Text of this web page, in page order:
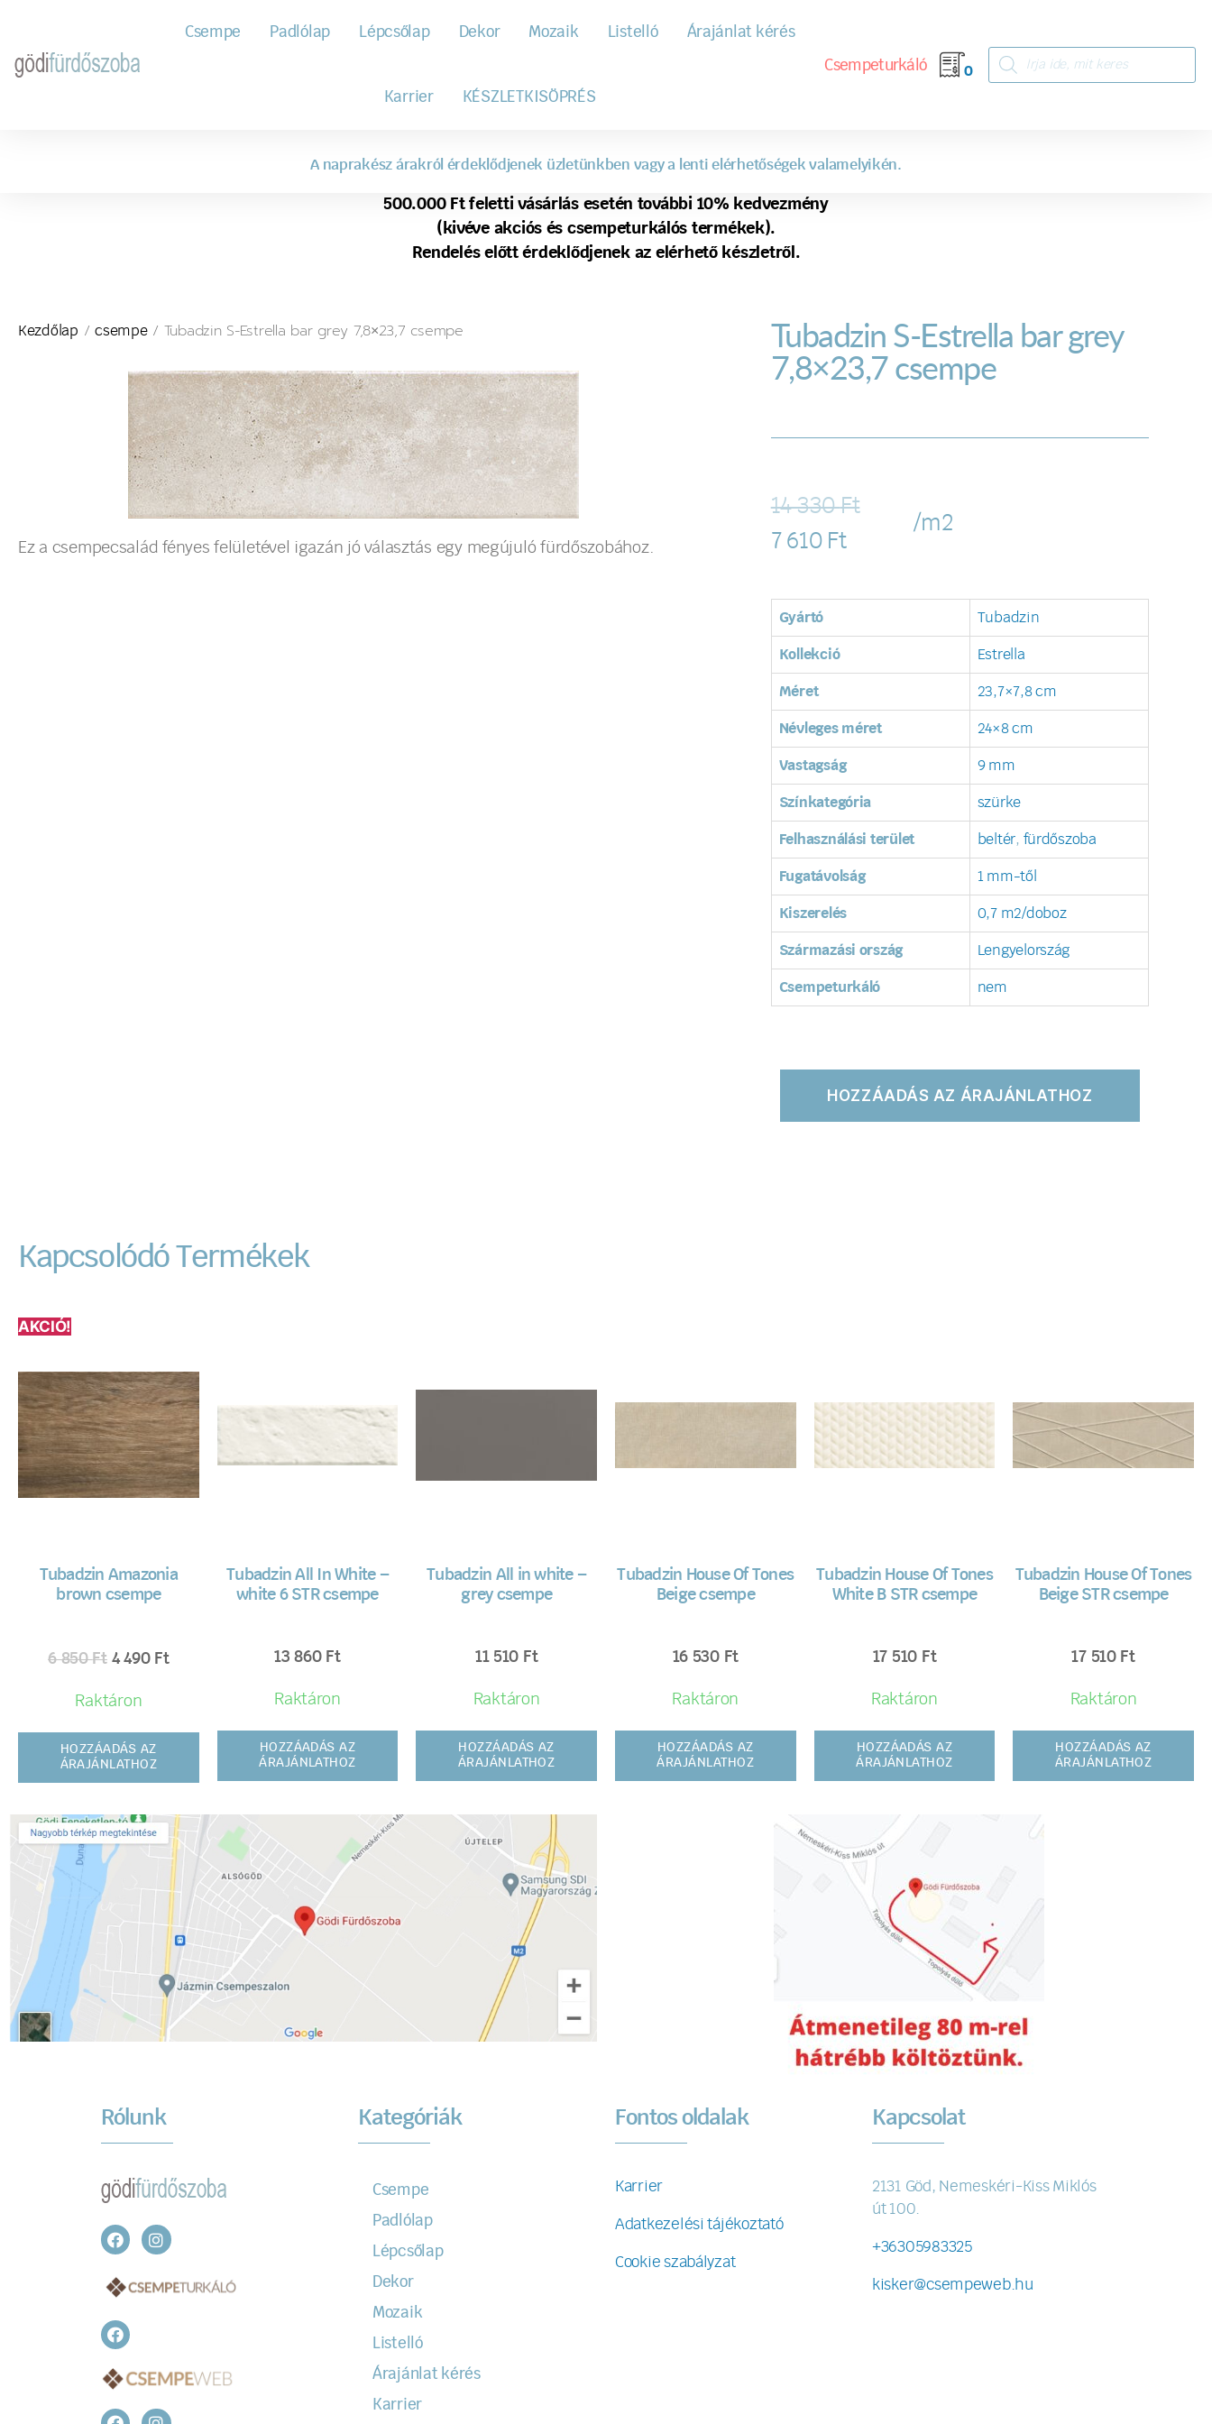
Csempe Padlólap Lépcsőlap Dekor Mozaik Listelló Árajánlat kérés
Karrier KÉSZLETKISÖPRÉS
Csempeturkáló 0
A naprakész árakról érdeklődjenek üzletünkben vagy a lenti elérhetőségek valamelyikén.
500.000 Ft feletti vásárlás esetén további 10% kedvezmény
(kivéve akciós és csempeturkálós termékek).
Rendelés előtt érdeklődjenek az elérhető készletről.
Kezdőlap /csempe/ Tubadzin S-Estrella bar grey 7,8×23,7 csempe
Ez a csempecsalád fényes felületével igazán jó választás egy megújuló fürdőszobához.
Tubadzin S-Estrella bar grey
7,8×23,7 csempe
14 330Ft
7 610 Ft
/m2
Gyártó Tubadzin
Kollekció Estrella
Méret 23,7×7,8 cm
Névleges méret 24×8 cm
Vastagság 9 mm
Színkategória szürke
Felhasználási terület beltér, fürdőszoba
Fugatávolság 1 mm-től
Kiszerelés 0,7 m2/doboz
Származási ország Lengyelország
Csempeturkáló nem
HOZZÁADÁS AZ ÁRAJÁNLATHOZ
Kapcsolódó Termékek
AKCIÓ!
Tubadzin Amazonia
brown csempe
6 850Ft 4 490 Ft
Raktáron
HOZZÁADÁS AZ
ÁRAJÁNLATHOZ
Tubadzin All In White –
white 6 STR csempe
13 860 Ft
Raktáron
HOZZÁADÁS AZ
ÁRAJÁNLATHOZ
Tubadzin All in white –
grey csempe
11 510 Ft
Raktáron
HOZZÁADÁS AZ
ÁRAJÁNLATHOZ
Tubadzin House Of Tones
Beige csempe
16 530 Ft
Raktáron
HOZZÁADÁS AZ
ÁRAJÁNLATHOZ
Tubadzin House Of Tones
White B STR csempe
17 510 Ft
Raktáron
HOZZÁADÁS AZ
ÁRAJÁNLATHOZ
Tubadzin House Of Tones
Beige STR csempe
17 510 Ft
Raktáron
HOZZÁADÁS AZ
ÁRAJÁNLATHOZ
Rólunk Kategóriák
Csempe
Padlólap
Lépcsőlap
Dekor
Mozaik
Listelló
Árajánlat kérés
Karrier
Fontos oldalak
Karrier
Adatkezelési tájékoztató
Cookie szabályzat
Kapcsolat
2131 Göd, Nemeskéri-Kiss Miklós
út 100.
+36305983325
kisker@csempeweb.hu